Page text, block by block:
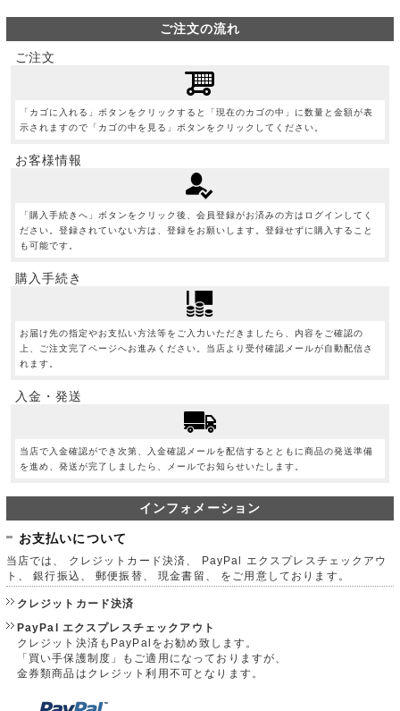
ご注文の流れ
ご注文
「カゴに入れる」ボタンをクリックすると「現在のカゴの中」に数量と金額が表
示されますので「カゴの中を見る」ボタンをクリックしてください。
お客様情報
「購入手続きへ」ボタンをクリック後、会員登録がお済みの方はログインしてく
ださい。登録されていない方は、登録をお願いします。登録せずに購入すること
も可能です。
購入手続き
お届け先の指定やお支払い方法等をご入力いただきましたら、内容をご確認の
上、ご注文完了ページへお進みください。当店より受付確認メールが自動配信さ
れます。
入金・発送
当店で入金確認ができ次第、入金確認メールを配信するとともに商品の発送準備
を進め、発送が完了しましたら、メールでお知らせいたします。
インフォメーション
お支払いについて
当店では、 クレジットカード決済、 PayPal エクスプレスチェックアウ
ト、 銀行振込、 郵便振替、 現金書留、 をご用意しております。
クレジットカード決済
PayPal エクスプレスチェックアウト
クレジット決済もPayPalをお勧め致します。
「買い手保護制度」もご適用になっておりますが、
金券類商品はクレジット利用不可となります。